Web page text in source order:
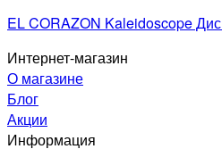
EL CORAZON Kaleidoscope
Интернет-магазин
О магазине
Блог
Акции
Информация